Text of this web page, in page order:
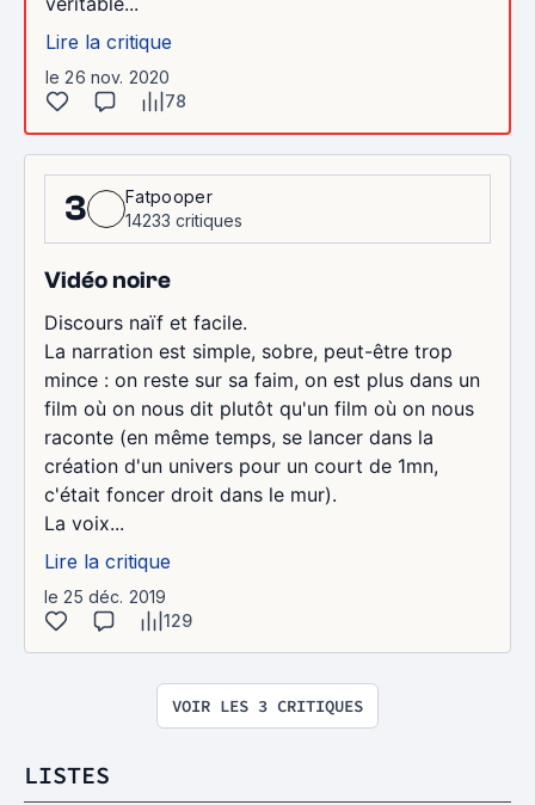
Lire la critique
le 26 nov. 2020
78
3
Fatpooper
14233 critiques
Vidéo noire
Discours naïf et facile.
La narration est simple, sobre, peut-être trop
mince : on reste sur sa faim, on est plus dans un
film où on nous dit plutôt qu'un film où on nous
raconte (en même temps, se lancer dans la
création d'un univers pour un court de 1mn,
c'était foncer droit dans le mur).
La voix...
Lire la critique
le 25 déc. 2019
129
VOIR LES 3 CRITIQUES
LISTES